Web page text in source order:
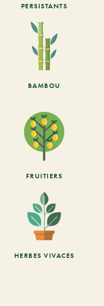
PERSISTANTS
BAMBOU
FRUITIERS
HERBES VIVACES